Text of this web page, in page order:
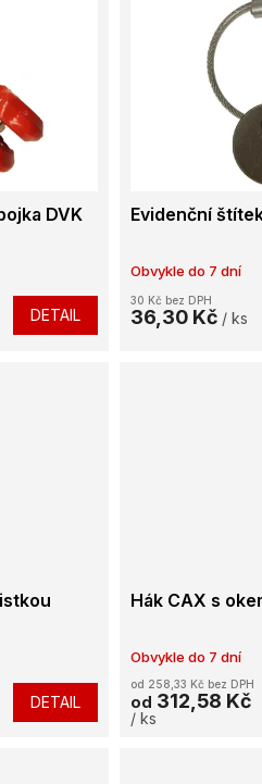
DVK
DETAIL
Evidenční
Obvykle do 7 dní
30 Kč bez DPH
36,30 Kč / ks
DETAIL
Hák CAX s
Obvykle do 7 dní
od 258,33 Kč bez DPH
od 312,58 Kč
/ ks